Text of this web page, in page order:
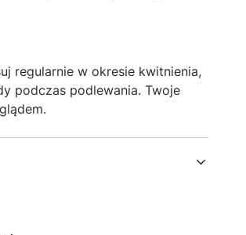
regularnie w okresie kwitnienia,
podczas podlewania. Twoje